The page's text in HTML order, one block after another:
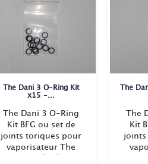
The Dani 3 O-Ring Kit
x15 -...
The Dani 3 O-Ring
Kit BFG ou set de
joints toriques pour
vaporisateur The
The
The
Kit
joints